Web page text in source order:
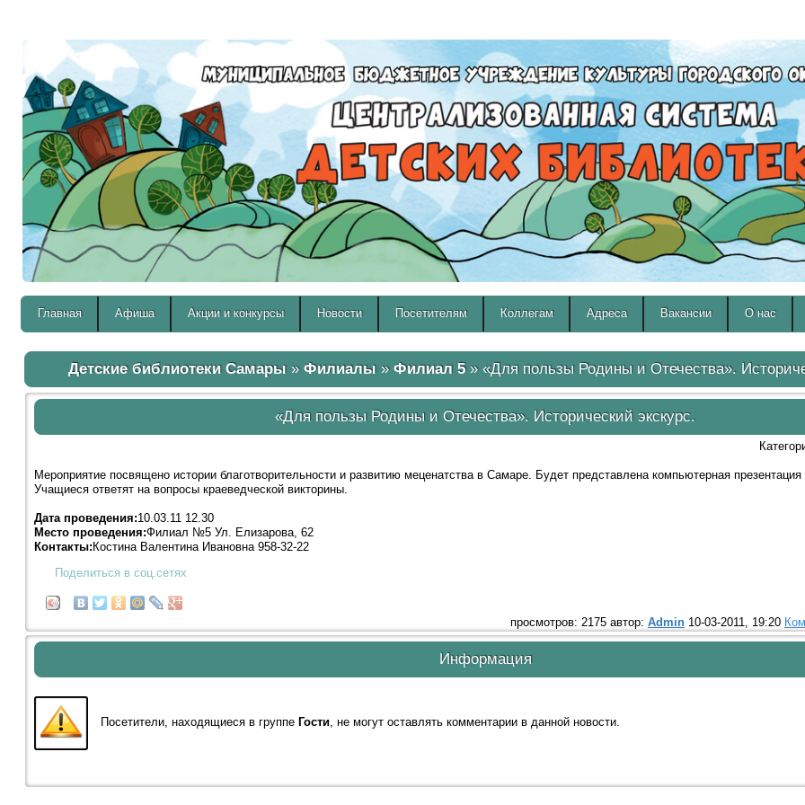
Главная Афиша Акции и конкурсы Новости Посетителям Коллегам Адреса Вакансии О нас
Детские библиотеки Самары» Филиалы» Филиал 5» «Для пользы Родины и Отечества».
«Для пользы Родины и Отечества». Исторический экскурс.
Мероприятие посвящено истории благотворительности и развитию меценатства в Самаре. Будет представлена компьютерная
Учащиеся ответят на вопросы краеведческой викторины.
Дата проведения:10.03.11 12.30
Место проведения:Филиал №5 Ул. Елизарова, 62
Контакты: Костина Валентина Ивановна 958-32-22
Поделиться в соц.сетях
просмотров: 2175 автор: Admin10-03-2011, 19:20
Информация
Посетители, находящиеся в группе Гости, не могут оставлять комментарии в данной новости.